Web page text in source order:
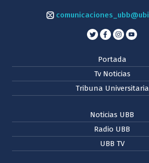
Portada
Tv Noticias
Tribuna Universitaria
Noticias UBB
Radio UBB
UBB TV